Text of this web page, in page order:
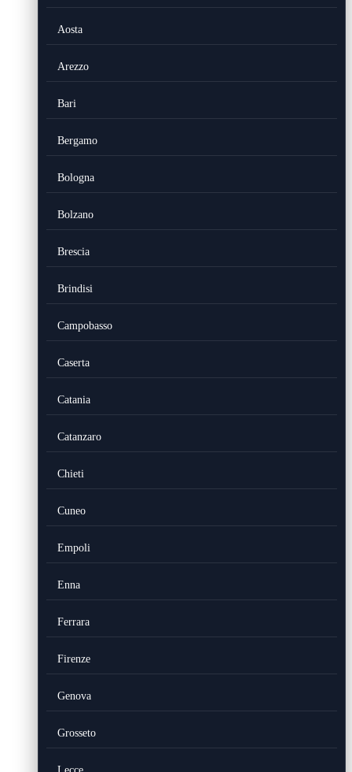
Aosta
Arezzo
Bari
Bergamo
Bologna
Bolzano
Brescia
Brindisi
Campobasso
Caserta
Catania
Catanzaro
Chieti
Cuneo
Empoli
Enna
Ferrara
Firenze
Genova
Grosseto